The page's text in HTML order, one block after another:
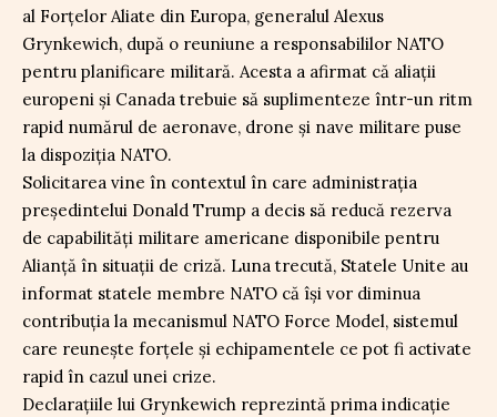
al Forțelor Aliate din Europa, generalul Alexus
Grynkewich, după o reuniune a responsabililor NATO
pentru planificare militară. Acesta a afirmat că aliații
europeni și Canada trebuie să suplimenteze într-un ritm
rapid numărul de aeronave, drone și nave militare puse
la dispoziția NATO.
Solicitarea vine în contextul în care administrația
președintelui Donald Trump a decis să reducă rezerva
de capabilități militare americane disponibile pentru
Alianță în situații de criză. Luna trecută, Statele Unite au
informat statele membre NATO că își vor diminua
contribuția la mecanismul NATO Force Model, sistemul
care reunește forțele și echipamentele ce pot fi activate
rapid în cazul unei crize.
Declarațiile lui Grynkewich reprezintă prima indicație